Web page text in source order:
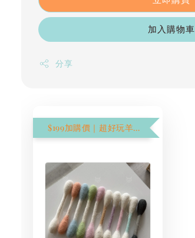
加入購物車
分享
$199加購價｜超好玩羊毛氈棉花棒